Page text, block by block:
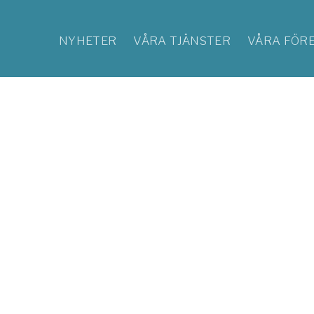
NYHETER VÅRA TJÄNSTER VÅRA